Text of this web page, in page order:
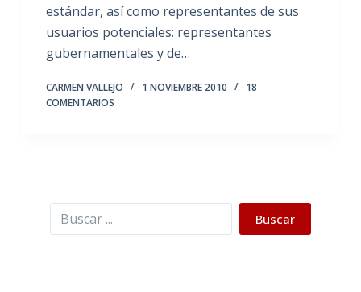
estándar, así como representantes de sus
usuarios potenciales: representantes
gubernamentales y de…
CARMEN VALLEJO 1 NOVIEMBRE 2010
18
COMENTARIOS
Buscar Buscar